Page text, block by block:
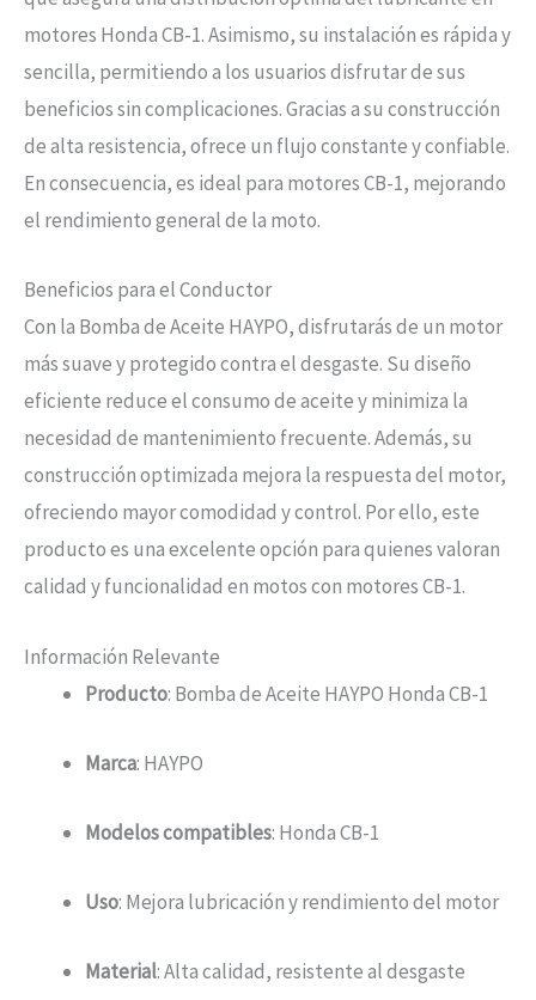
motores Honda CB-1. Asimismo, su instalación es rápida y
sencilla, permitiendo a los usuarios disfrutar de sus
beneficios sin complicaciones. Gracias a su construcción
de alta resistencia, ofrece un flujo constante y confiable.
En consecuencia, es ideal para motores CB-1, mejorando
el rendimiento general de la moto.
Beneficios para el Conductor
Con la Bomba de Aceite HAYPO, disfrutarás de un motor
más suave y protegido contra el desgaste. Su diseño
eficiente reduce el consumo de aceite y minimiza la
necesidad de mantenimiento frecuente. Además, su
construcción optimizada mejora la respuesta del motor,
ofreciendo mayor comodidad y control. Por ello, este
producto es una excelente opción para quienes valoran
calidad y funcionalidad en motos con motores CB-1.
Información Relevante
Producto: Bomba de Aceite HAYPO Honda CB-1
Marca: HAYPO
Modelos compatibles: Honda CB-1
Uso: Mejora lubricación y rendimiento del motor
Material: Alta calidad, resistente al desgaste